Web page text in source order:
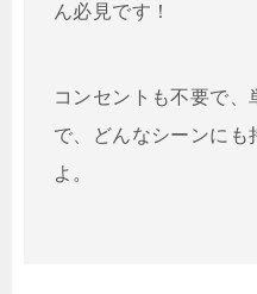
ん必見です！
コンセントも不要で
で、どんなシーンにも
よ。